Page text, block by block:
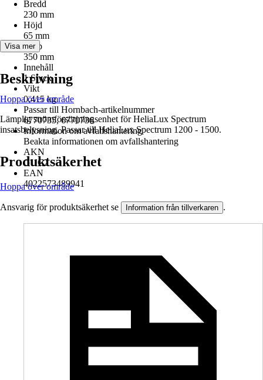
Bredd
230 mm
Höjd
65 mm
Djup
350 mm
Innehåll
1 Styck
Vikt
0,415 kg
Passar till Hornbach-artikelnummer
6770735, 6770736
Information om avfallshantering
Beakta informationen om avfallshantering
AKN
GUC2
EAN
4022573489941
Visa mer
Beskrivning
Hoppa över område
Lämplig strömförsörjningsenhet för HeliaLux Spectrum
insatsbelysning. Passar till HeliaLux Spectrum 1200 - 1500.
Produktsäkerhet
Hoppa över område
Ansvarig för produktsäkerhet se Information från tillverkaren .